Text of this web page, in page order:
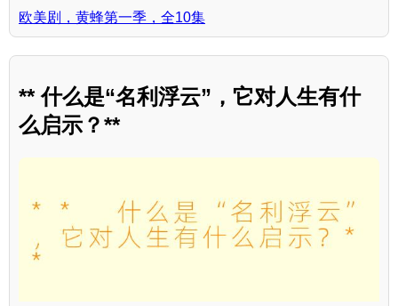
欧美剧，黄蜂第一季，全10集
** 什么是“名利浮云”，它对人生有什
么启示？**